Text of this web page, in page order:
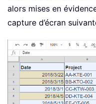
alors mises en
capture d’écran